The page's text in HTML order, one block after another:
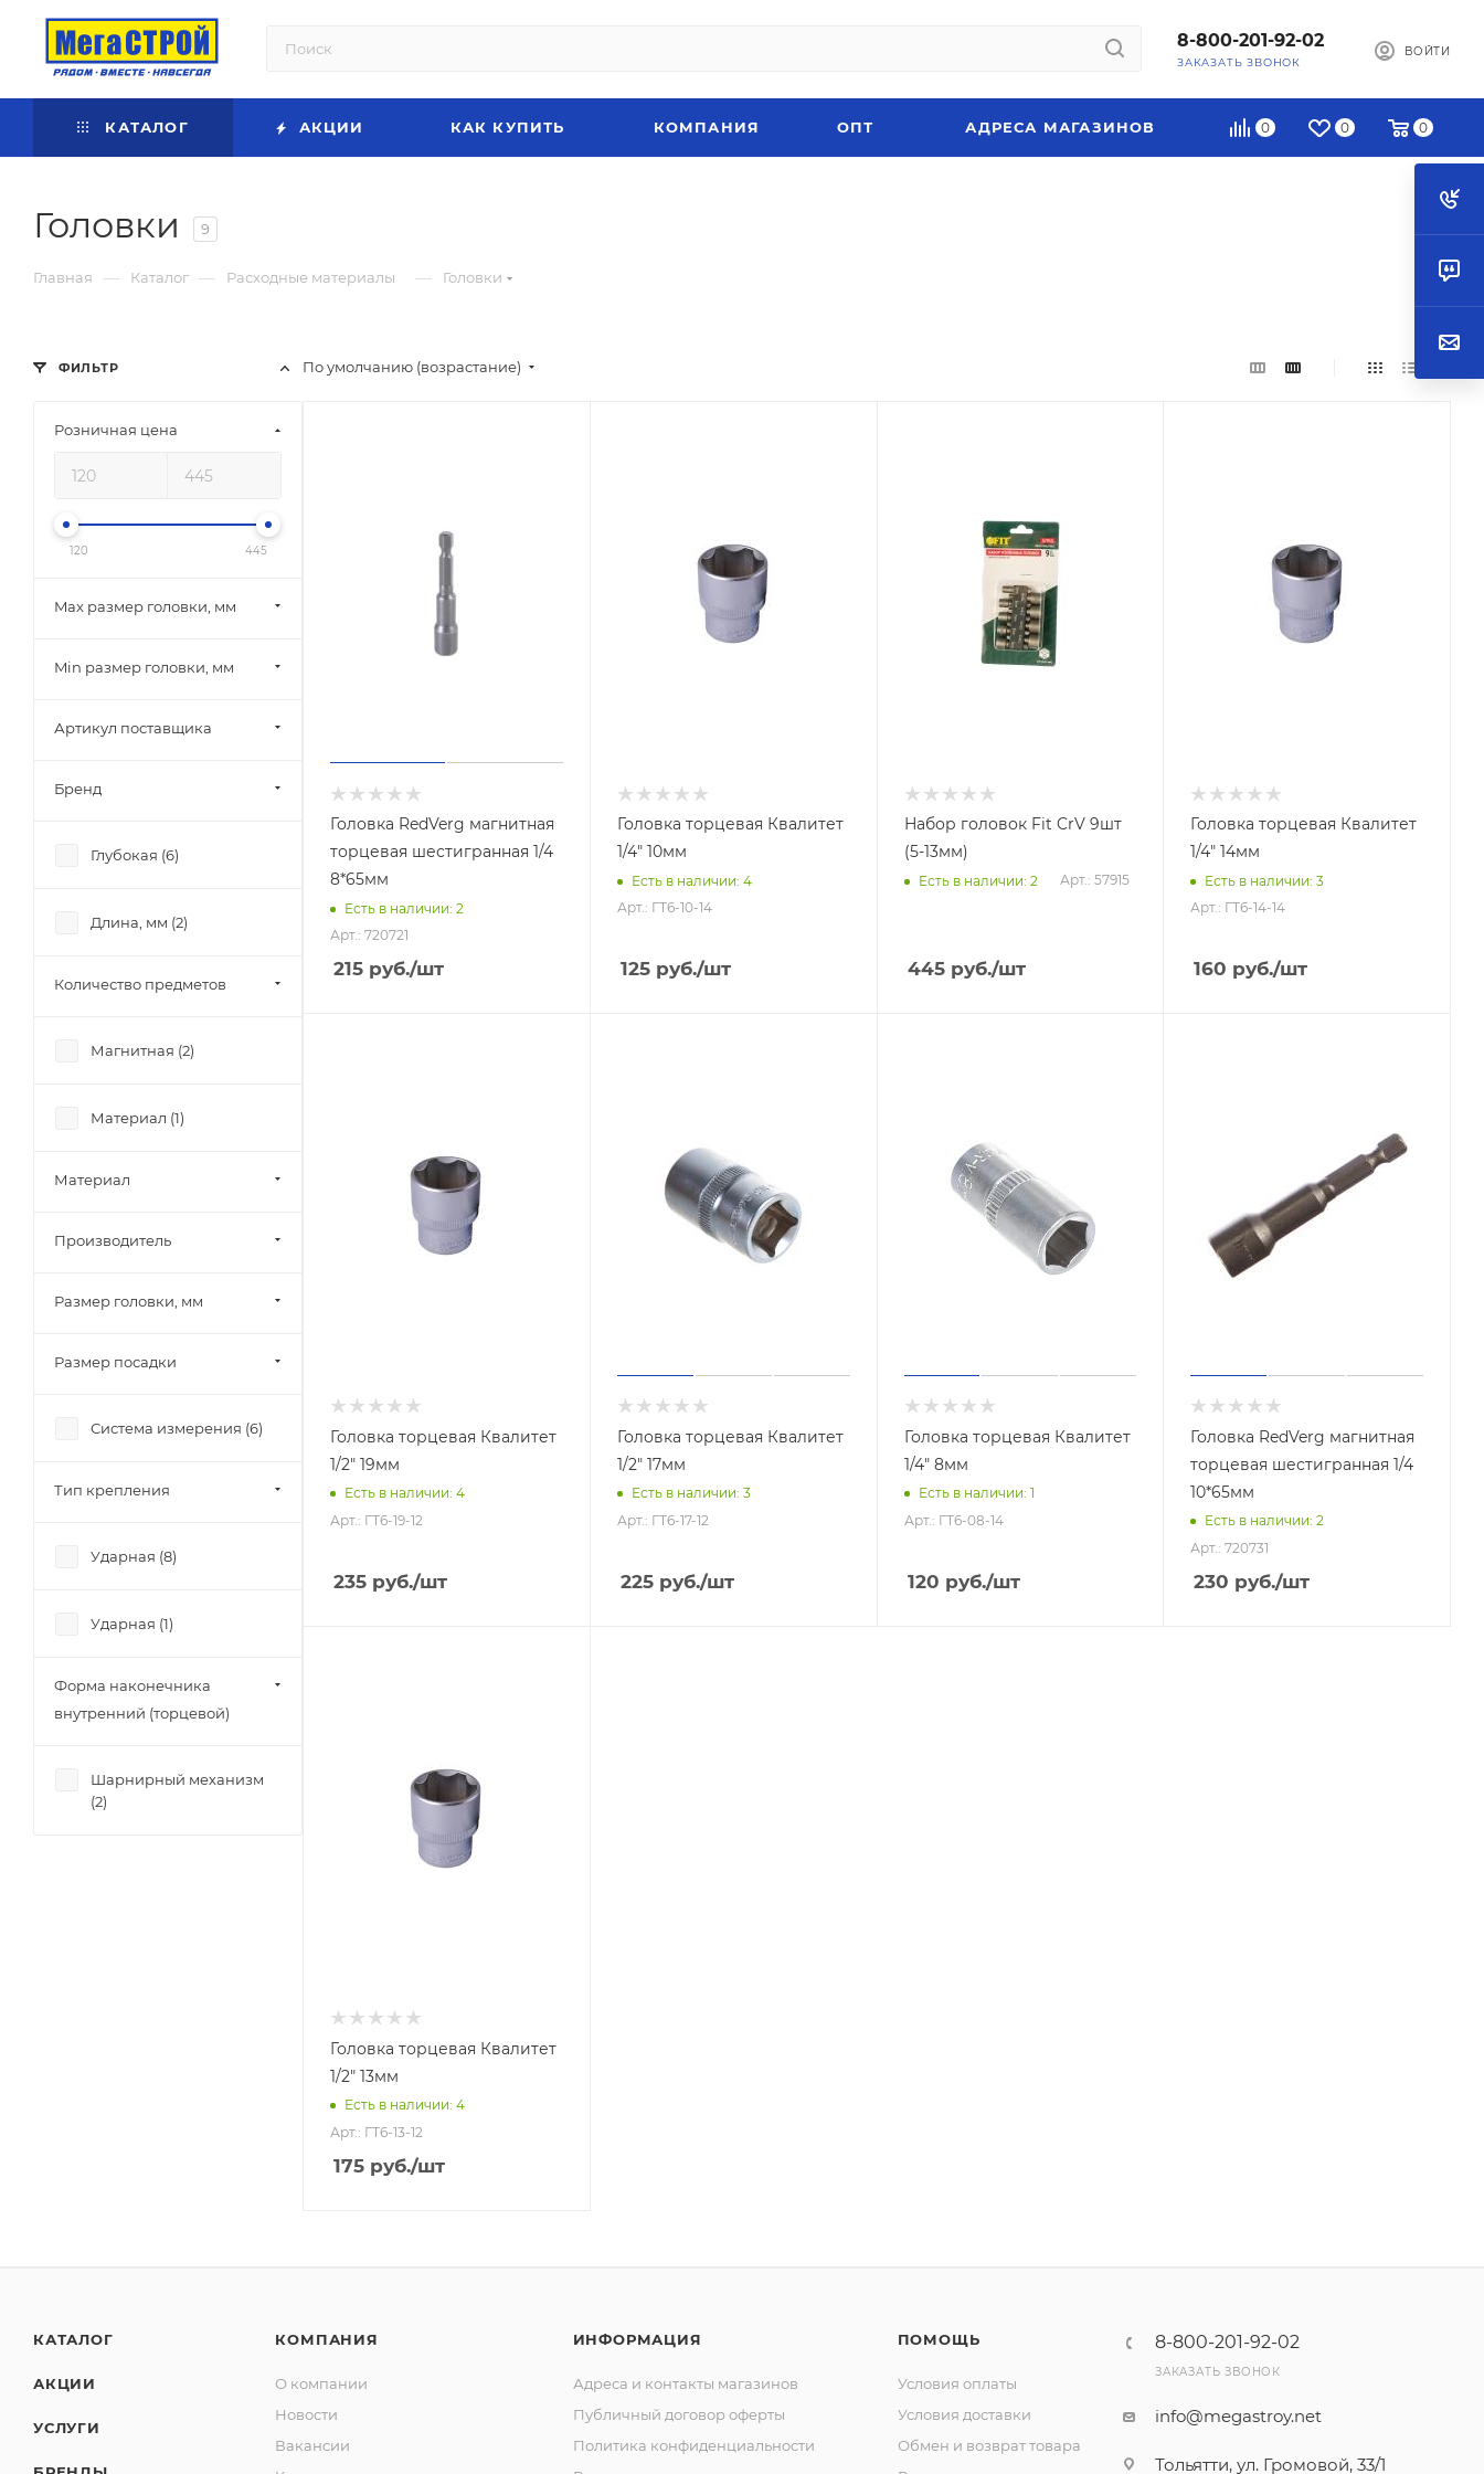
8-800-201-92-02
ЗАКАЗАТЬ ЗВОНОК
ВОЙТИ
0 0 0
КАТАЛОГ АКЦИИ КАК КУПИТЬ КОМПАНИЯ ОПТ АДРЕСА МАГАЗИНОВ
Головки 9
Главная — Каталог — Расходные материалы — Головки
По умолчанию (возрастание)
Головка RedVerg магнитная
торцевая шестигранная 1/4
8*65мм
Есть в наличии: 2
Арт.: 720721
215 руб./шт
Головка торцевая Квалитет
1/4" 10мм
Есть в наличии: 4
Арт.: ГТ6-10-14
125руб./шт
Набор головок Fit CrV 9шт
(5-13мм)
Есть в наличии: 2 Арт.: 57915
445руб./шт
Головка торцевая Квалитет
1/4" 14мм
Есть в наличии: 3
Арт.: ГТ6-14-14
160 руб./шт
Головка торцевая Квалитет
1/2" 19мм
Есть в наличии: 4
Арт.: ГТ6-19-12
235 руб./шт
Головка торцевая Квалитет
1/2" 17мм
Есть в наличии: 3
Арт.: ГТ6-17-12
225руб./шт
Головка торцевая Квалитет
1/4" 8мм
Есть в наличии: 1
Арт.: ГТ6-08-14
120 руб./шт
Головка RedVerg магнитная
торцевая шестигранная 1/4
10*65мм
Есть в наличии: 2
Арт.: 720731
230 руб./шт
Головка торцевая Квалитет
1/2" 13мм
Есть в наличии: 4
Арт.: ГТ6-13-12
175 руб./шт
ФИЛЬТР
Розничная цена
120 445
Max размер головки, мм
Min размер головки, мм
Артикул поставщика
Бренд
Глубокая (6)
Длина, мм (2)
Количество предметов
Магнитная (2)
Материал (1)
Материал
Производитель
Размер головки, мм
Размер посадки
Система измерения (6)
Тип крепления
Ударная (8)
Ударная (1)
Форма наконечника
внутренний (торцевой)
Шарнирный механизм
(2)
КАТАЛОГ
АКЦИИ
УСЛУГИ
КОМПАНИЯ
О компании
Новости
Вакансии
ИНФОРМАЦИЯ
Адреса и контакты магазинов
Публичный договор оферты
Политика конфиденциальности
ПОМОЩЬ
Условия оплаты
Условия доставки
Обмен и возврат товара
8-800-201-92-02
ЗАКАЗАТЬ ЗВОНОК
info@megastroy.net
Тольятти, ул. Громовой, 33/1